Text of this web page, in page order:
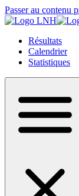
Passer au contenu
Résultats
Calendrier
Statistiques